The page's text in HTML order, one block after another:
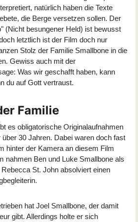
natürlich haben die Texte
die Berge versetzen sollen. Der
(Nicht besungener Held) ist bewusst
letztlich ist der Film doch nur
Stolz der Familie Smallbone in die
Gewiss auch mit der
Was wir geschafft haben, kann
du auf Gott vertraust.
Familie
es obligatorische Originalaufnahmen
30 Jahren. Dabei waren doch fast
hinter der Kamera an diesem Film
nahmen Ben und Luke Smallbone als
St. John absolviert einen
hat Joel Smallbone, der damit
gibt. Allerdings holte er sich